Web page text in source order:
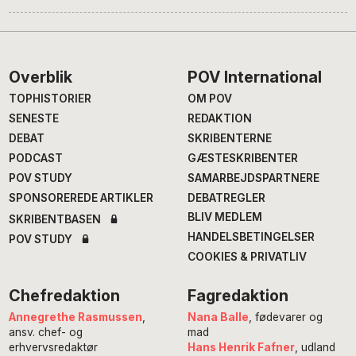
Footer
Overblik
TOPHISTORIER
SENESTE
DEBAT
PODCAST
POV STUDY
SPONSOREREDE ARTIKLER
SKRIBENTBASEN
POV STUDY
POV International
OM POV
REDAKTION
SKRIBENTERNE
GÆSTESKRIBENTER
SAMARBEJDSPARTNERE
DEBATREGLER
BLIV MEDLEM
HANDELSBETINGELSER
COOKIES & PRIVATLIV
Chefredaktion
Annegrethe Rasmussen
ansv. chef- og
erhvervsredaktør
Fagredaktion
Nana Balle , fødevarer og
mad
Hans Henrik Fafner, udland